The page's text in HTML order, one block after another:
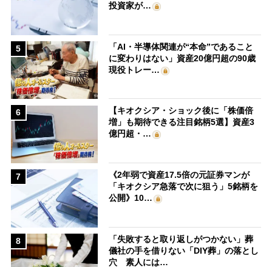
投資家が…
5
「AI・半導体関連が“本命”であること
に変わりはない」資産20億円超の90歳
現役トレー…
6
【キオクシア・ショック後に「株価倍
増」も期待できる注目銘柄5選】資産3
億円超・…
7
《2年弱で資産17.5倍の元証券マンが
「キオクシア急落で次に狙う」5銘柄を
公開》10…
8
「失敗すると取り返しがつかない」葬
儀社の手を借りない「DIY葬」の落とし
穴 素人には…